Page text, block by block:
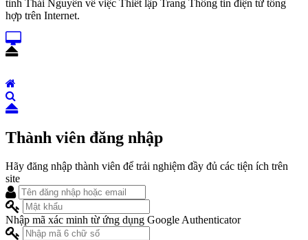
tỉnh Thái Nguyên về việc Thiết lập Trang Thông tin điện tử tổng
hợp trên Internet.
Thành viên đăng nhập
Hãy đăng nhập thành viên để trải nghiệm đầy đủ các tiện ích trên
site
Nhập mã xác minh từ ứng dụng Google Authenticator